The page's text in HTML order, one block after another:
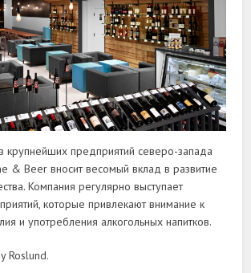
крупнейших предприятий северо-запада
& Beer вносит весомый вклад в развитие
Компания регулярно выступает
которые привлекают внимание к
и употребления алкогольных напитков.
Roslund.